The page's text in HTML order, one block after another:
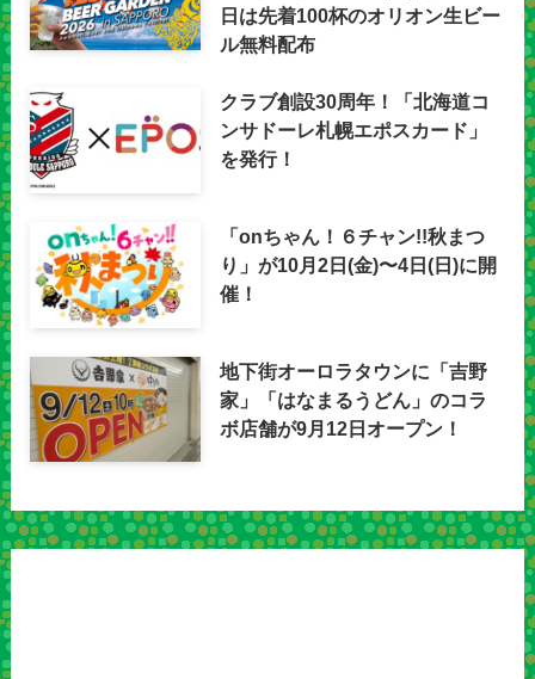
日は先着100杯のオリオン生ビー
ル無料配布
クラブ創設30周年！「北海道コ
ンサドーレ札幌エポスカード」
を発行！
「onちゃん！６チャン!!秋まつ
り」が10月2日(金)〜4日(日)に開
催！
地下街オーロラタウンに「吉野
家」「はなまるうどん」のコラ
ボ店舗が9月12日オープン！